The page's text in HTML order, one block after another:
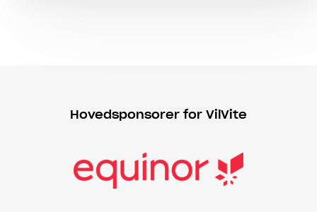
Hovedsponsorer for VilVite